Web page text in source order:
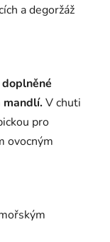
a degoržáž
mandlí. V chuti
pro
ovocným